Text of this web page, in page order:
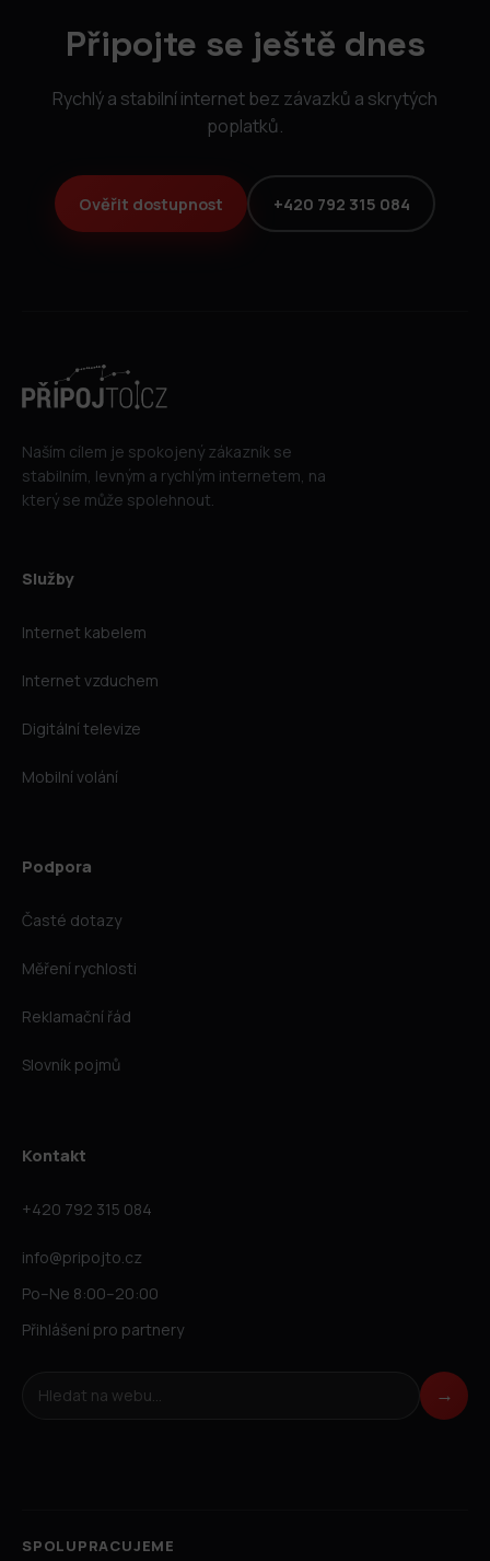
Připojte se ještě dnes
Rychlý a stabilní internet bez závazků a skrytých
poplatků.
Ověřit dostupnost +420 792 315 084
Naším cílem je spokojený zákazník se
stabilním, levným a rychlým internetem, na
který se může spolehnout.
Služby
Internet kabelem
Internet vzduchem
Digitální televize
Mobilní volání
Podpora
Časté dotazy
Měření rychlosti
Reklamační řád
Slovník pojmů
Kontakt
+420 792 315 084
info@pripojto.cz
Po–Ne 8:00–20:00
Přihlášení pro partnery
Hledat na webu →
SPOLUPRACUJEME